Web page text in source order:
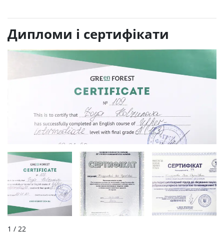
Дипломи і сертифікати
1 / 22